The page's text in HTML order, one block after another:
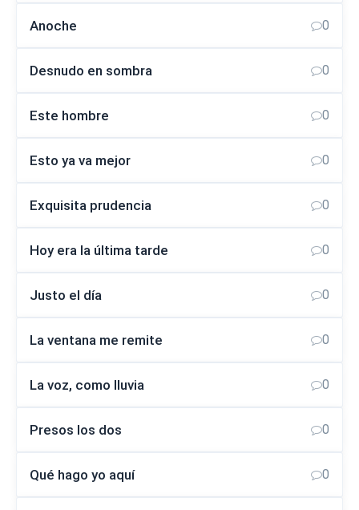
Anoche 0
Desnudo en sombra 0
Este hombre 0
Esto ya va mejor 0
Exquisita prudencia 0
Hoy era la última tarde 0
Justo el día 0
La ventana me remite 0
La voz, como lluvia 0
Presos los dos 0
Qué hago yo aquí 0